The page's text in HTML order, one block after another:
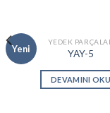
Yeni
YEDEK
YAY-5
DEVAMINI OKU